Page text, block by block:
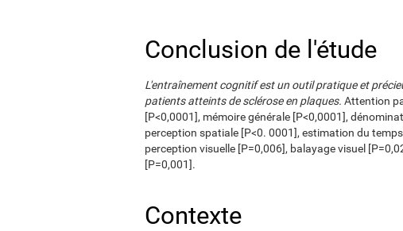
Conclusion de l'étude
L'entraînement cognitif est un outil pratique et
patients atteints de sclérose en plaques. Attention
[P<0,0001], mémoire générale [P<0,0001],
perception spatiale [P<0. 0001], estimation du
perception visuelle [P=0,006], balayage visuel
[P=0,001].
Contexte